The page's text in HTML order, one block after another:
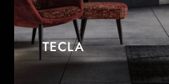
TECLA